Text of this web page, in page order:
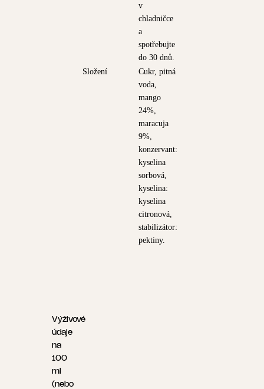
v
chladničce
a
spotřebujte
do 30 dnů.
Složení
Cukr, pitná
voda,
mango
24%,
maracuja
9%,
konzervant:
kyselina
sorbová,
kyselina:
kyselina
citronová,
stabilizátor:
pektiny.
Výživové
údaje
na
100
ml
(nebo